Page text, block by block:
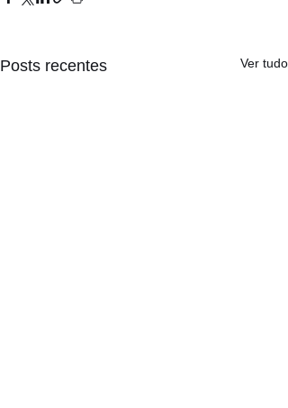
Posts recentes Ver tudo